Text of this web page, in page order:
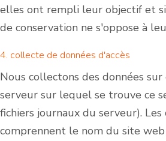
elles ont rempli leur objectif et
de conservation ne s'oppose à
4. collecte de données d'accès
Nous collectons des données sur
serveur sur lequel se trouve ce
fichiers journaux du serveur). Les
comprennent le nom du site